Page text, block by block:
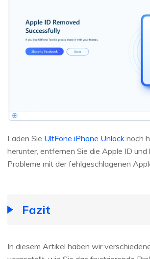
Laden Sie UltFone iPhone Unlock noch
herunter, entfernen Sie die Apple ID und
Probleme mit der fehlgeschlagenen
Fazit
In diesem Artikel haben wir